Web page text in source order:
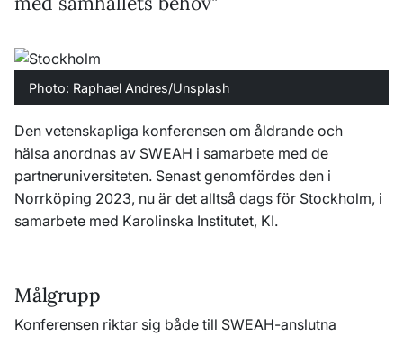
Photo: Raphael Andres/Unsplash
Den vetenskapliga konferensen om åldrande och
hälsa anordnas av SWEAH i samarbete med de
partneruniversiteten. Senast genomfördes den i
Norrköping 2023, nu är det alltså dags för Stockholm, i
samarbete med Karolinska Institutet, KI.
Målgrupp
Konferensen riktar sig både till SWEAH-anslutna